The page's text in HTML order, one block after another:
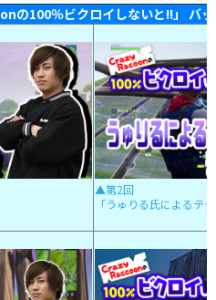
の100％ビクロイしないと!!」 バ
▲第2回
「うゅりる氏によるテ